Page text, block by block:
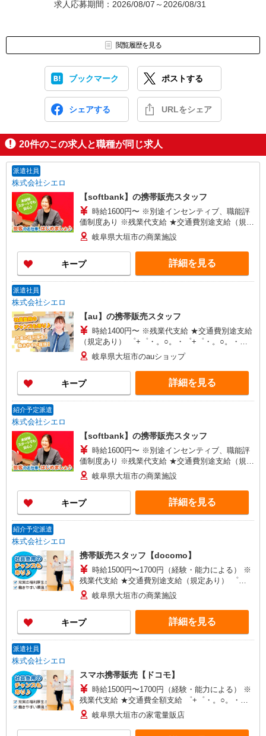
求人応募期間：2026/08/07～2026/08/31
閲覧履歴を見る
ブックマーク ポストする
シェアする URLをシェア
20件のこの求人と職種が同じ求人
派遣社員
株式会社シエロ
【softbank】の携帯販売スタッフ
時給1600円〜 ※別途インセンティブ、職能評
価制度あり ※残業代支給 ★交通費別途支給（規定
あり） ゜+゜・。○。・゜+゜・。○。・゜+゜ 入
社祝い金10万円支給(規定有) お友達を紹介頂くと,
インセンティブ支給(規定有) ★月2回払い・週払い
可能（規程有）★ ゜・。○。・゜+゜・。○。・゜
+゜
岐阜県大垣市の商業施設
キープ 詳細を見る
派遣社員
株式会社シエロ
【au】の携帯販売スタッフ
時給1400円〜 ※残業代支給 ★交通費別途支給
（規定あり） ゜+゜・。○。・゜+゜・。○。・゜
+゜ 入社祝い金10万円支給(規定有) お友達を紹介
頂くと, インセンティブ支給(規定有) ★月2回払
い・週払い可能（規程有）★ ゜・。○。・゜
+゜・。○。・゜+゜
岐阜県大垣市のauショップ
キープ 詳細を見る
紹介予定派遣
株式会社シエロ
【softbank】の携帯販売スタッフ
時給1600円〜 ※別途インセンティブ、職能評
価制度あり ※残業代支給 ★交通費別途支給（規定
あり） ゜+゜・。○。・゜+゜・。○。・゜+゜ 入
社祝い金10万円支給(規定有) お友達を紹介頂くと,
インセンティブ支給(規定有) ★月2回払い・週払い
可能（規程有）★ ゜・。○。・゜+゜・。○。・゜
+゜
岐阜県大垣市の商業施設
キープ 詳細を見る
紹介予定派遣
株式会社シエロ
携帯販売スタッフ【docomo】
時給1500円〜1700円（経験・能力による） ※
残業代支給 ★交通費別途支給（規定あり） ゜
+゜・。○。・゜+゜・。○。・゜+゜ 入社祝い金10
万円支給(規定有) お友達を紹介頂くと, インセンテ
ィブ支給(規定有) ★月2回払い・週払い可能（規程
有）★ ゜・。○。・゜+゜・。○。・゜+゜
岐阜県大垣市の商業施設
キープ 詳細を見る
派遣社員
株式会社シエロ
スマホ携帯販売【ドコモ】
時給1500円〜1700円（経験・能力による） ※
残業代支給 ★交通費全額支給 ゜+゜・。○。・゜
+゜・。○。・゜+゜ 入社祝い金10万円支給(規定
有) お友達を紹介頂くと, インセンティブ支給(規定
有) ★月2回払い・週払い可能（規程有）★ ゜・。
岐阜県大垣市の家電量販店